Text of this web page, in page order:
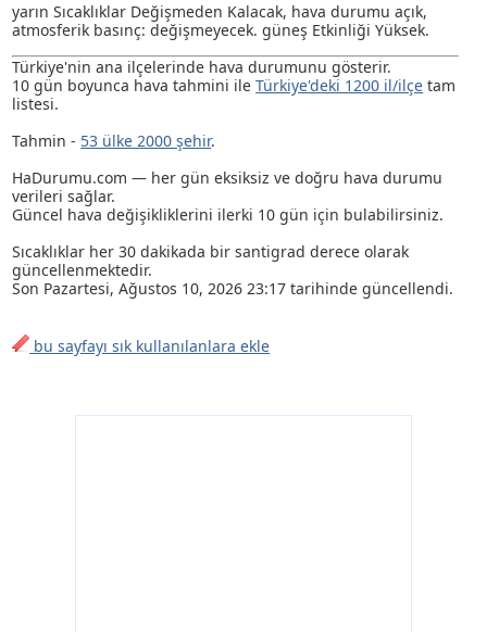
yarın Sıcaklıklar Değişmeden Kalacak, hava durumu açık,
atmosferik basınç: değişmeyecek. güneş Etkinliği Yüksek.
Türkiye'nin ana ilçelerinde hava durumunu gösterir.
10 gün boyunca hava tahmini ileTürkiye'deki 1200 il/ilçe tam
listesi.
Tahmin - 53 ülke 2000 şehir.
HaDurumu.com — her gün eksiksiz ve doğru hava durumu
verileri sağlar.
Güncel hava değişikliklerini ilerki 10 gün için bulabilirsiniz.
Sıcaklıklar her 30 dakikada bir santigrad derece olarak
güncellenmektedir.
Son Pazartesi, Ağustos 10, 2026 23:17 tarihinde güncellendi.
bu sayfayı sık kullanılanlara ekle